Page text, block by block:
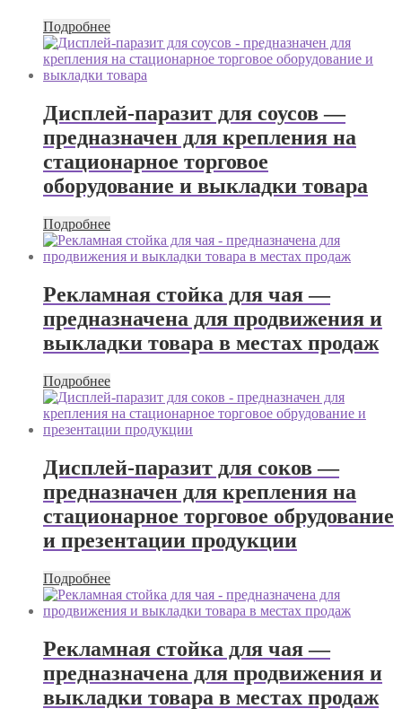
Подробнее
Дисплей-паразит для соусов —
предназначен для крепления на
стационарное торговое
оборудование и выкладки товара
Подробнее
Рекламная стойка для чая —
предназначена для продвижения и
выкладки товара в местах продаж
Подробнее
Дисплей-паразит для соков —
предназначен для крепления на
стационарное торговое обрудование
и презентации продукции
Подробнее
Рекламная стойка для чая —
предназначена для продвижения и
выкладки товара в местах продаж